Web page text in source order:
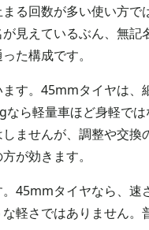
る回数が多い使い方
見えているぶん、無
た構成です。
す。45mmタイヤは
ら軽量車ほど身軽で
ませんが、調整や交
が効きます。
45mmタイヤなら、
軽さではありません